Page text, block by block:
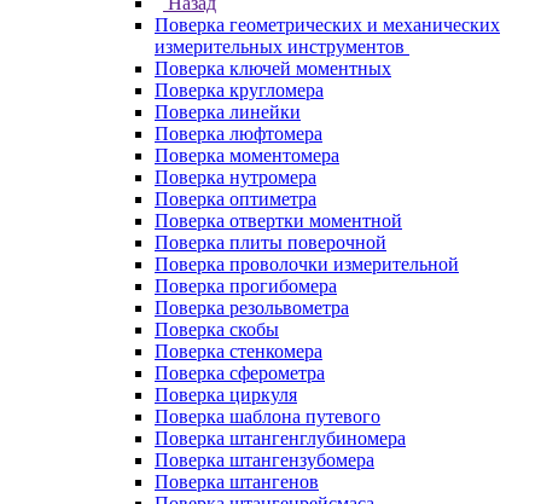
Поверка геометрических и механических
измерительных инструментов
Поверка ключей моментных
Поверка кругломера
Поверка линейки
Поверка люфтомера
Поверка моментомера
Поверка нутромера
Поверка оптиметра
Поверка отвертки моментной
Поверка плиты поверочной
Поверка проволочки измерительной
Поверка прогибомера
Поверка резольвометра
Поверка скобы
Поверка стенкомера
Поверка сферометра
Поверка циркуля
Поверка шаблона путевого
Поверка штангенглубиномера
Поверка штангензубомера
Поверка штангенов